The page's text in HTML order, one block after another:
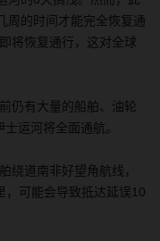
周的时间才能完全恢复通
将恢复通行，这对全球
仍有大量的船舶、油轮
士运河将全面通航。
绕道南非好望角航线，
，可能会导致抵达延误10